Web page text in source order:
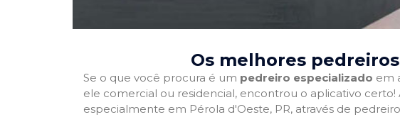
Os melhores
Se o que você procura é um pedreiro especializado em
ele comercial ou residencial, encontrou o aplicativo certo!
especialmente em Pérola d'Oeste, PR, através de